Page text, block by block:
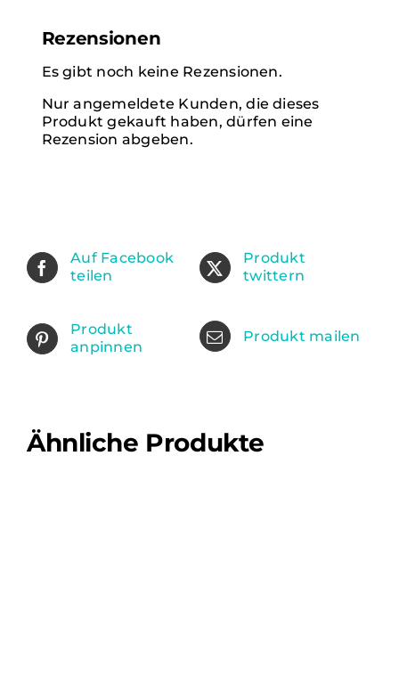
Rezensionen
Es gibt noch keine Rezensionen.
Nur angemeldete Kunden, die dieses
Produkt gekauft haben, dürfen eine
Rezension abgeben.
Auf Facebook
teilen
Produkt
twittern
Produkt
anpinnen
Produkt mailen
Ähnliche Produkte